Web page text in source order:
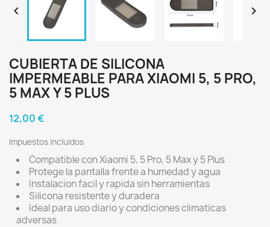
 
CUBIERTA DE SILICONA
IMPERMEABLE PARA XIAOMI 5, 5 PRO,
5 MAX Y 5 PLUS
12,00 €
Impuestos incluidos
Compatible con Xiaomi 5, 5 Pro, 5 Max y 5 Plus
Protege la pantalla frente a humedad y agua
Instalacion facil y rapida sin herramientas
Silicona resistente y duradera
Ideal para uso diario y condiciones climaticas
adversas